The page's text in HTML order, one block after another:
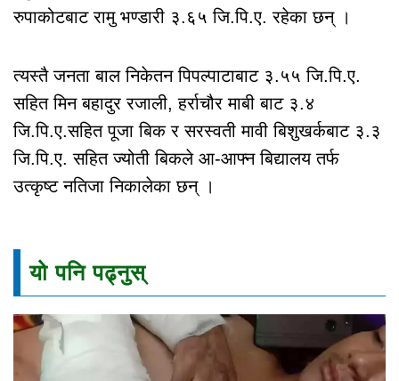
रुपाकोटबाट रामु भण्डारी ३.६५ जि.पि.ए. रहेका छन् ।
त्यस्तै जनता बाल निकेतन पिपल्पाटाबाट ३.५५ जि.पि.ए.
सहित मिन बहादुर रजाली, हर्राचौर माबी बाट ३.४
जि.पि.ए.सहित पूजा बिक र सरस्वती मावी बिशुखर्कबाट ३.३
जि.पि.ए. सहित ज्योती बिकले आ-आफ्न बिद्यालय तर्फ
उत्कृष्ट नतिजा निकालेका छन् ।
यो पनि पढ्नुस्